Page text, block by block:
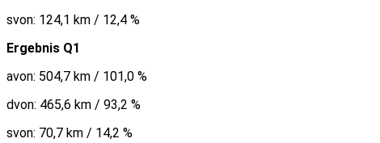
svon: 124,1 km / 12,4 %
Ergebnis Q1
avon: 504,7 km / 101,0 %
dvon: 465,6 km / 93,2 %
svon: 70,7 km / 14,2 %